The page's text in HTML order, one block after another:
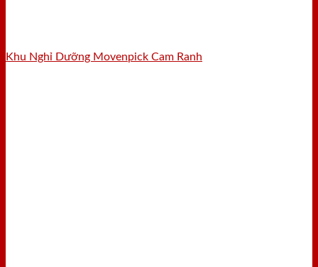
Khu Nghỉ Dưỡng Movenpick Cam Ranh